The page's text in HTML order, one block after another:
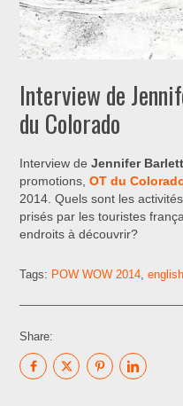
Interview de
du Colorado
Interview deJennifer
promotions,OT du
2014. Quels sont les
prisés par les touristes
endroits à découvrir?
Tags: POW WOW 2014 ,english
Share: